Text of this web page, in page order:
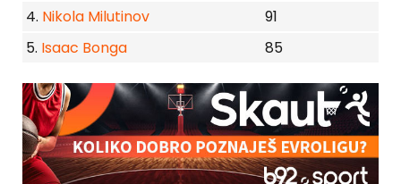
4. Nikola Milutinov
91
5. Isaac Bonga 85